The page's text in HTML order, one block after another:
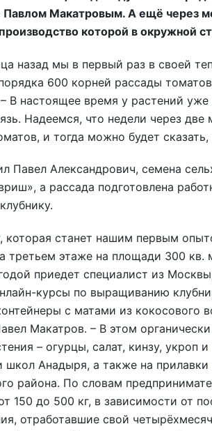
Павлом Макатровым. А ещё через
которой в окружной
назад мы в первый раз в своей
600 корней рассады
В настоящее время у растений
Надеемся, что недели через
и тогда можно будет
Павел Александрович, семена
а рассада подготовлена
которая станет нашим первым
третьем этаже на площади 300 кв.
приедет специалист из
курсы по выращиванию
с матами из кокосового
Макатров. – В этом
– огурцы, салат, кинзу,
школ Анадыря, а также на
района. По словам
150 до 500 кг, в зависимости от
отработавшие свой